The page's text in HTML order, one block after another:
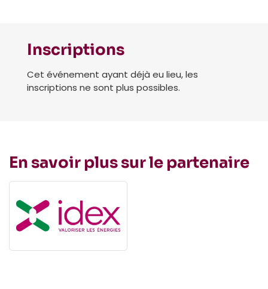
Inscriptions
Cet événement ayant déjà eu lieu, les
inscriptions ne sont plus possibles.
En savoir plus sur le partenaire